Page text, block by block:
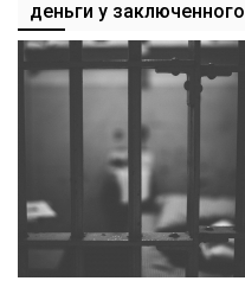
деньги у заключенного